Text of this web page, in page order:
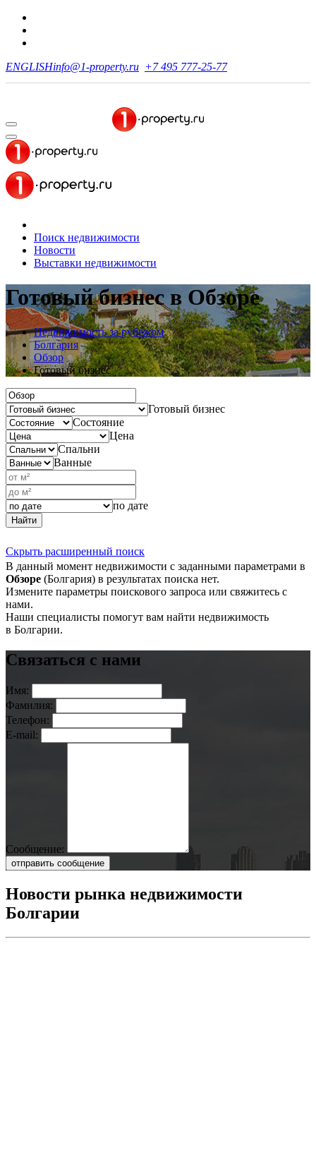
ENGLISHinfo@1-property.ru +7 495 777-25-77
Поиск недвижимости
Новости
Выставки недвижимости
Готовый бизнесв Обзоре
Недвижимость за рубежом
Болгария
Обзор
Готовый бизнес
Готовый бизнес
Состояние
Цена
Спальни
Ванные
по дате
Найти
Скрыть расширенный поиск
В данный момент недвижимости с заданными параметрами в
Обзоре (Болгария) в результатах поиска нет.
Измените параметры поискового запроса или свяжитесь с
нами.
Наши специалисты помогут вам найти недвижимость
в Болгарии.
Связаться с нами
Имя:
Фамилия:
Телефон:
E-mail:
Сообщение:
отправить сообщение
Новости рынка недвижимости
Болгарии